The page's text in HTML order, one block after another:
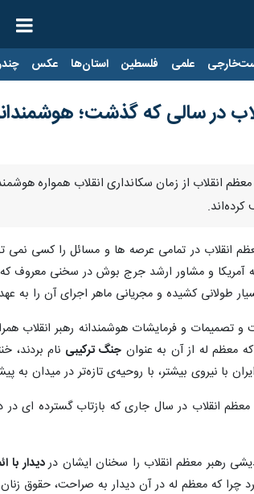
علمی فلسطین استان‌ها عکس
در سالی که گذشت؛